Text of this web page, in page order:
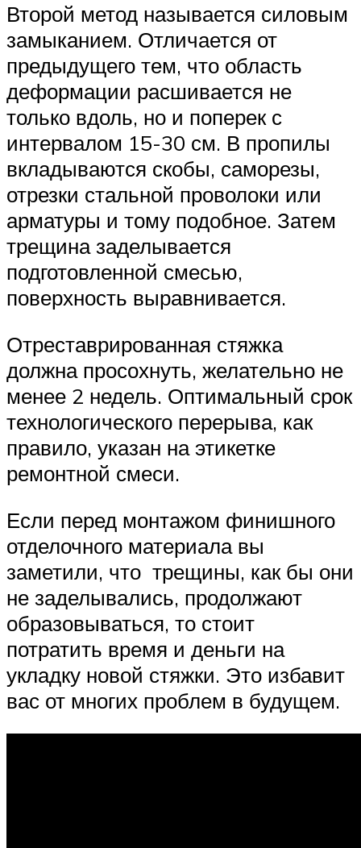
Второй метод называется силовым
замыканием. Отличается от
предыдущего тем, что область
деформации расшивается не
только вдоль, но и поперек с
интервалом 15-30 см. В пропилы
вкладываются скобы, саморезы,
отрезки стальной проволоки или
арматуры и тому подобное. Затем
трещина заделывается
подготовленной смесью,
поверхность выравнивается.
Отреставрированная стяжка
должна просохнуть, желательно не
менее 2 недель. Оптимальный срок
технологического перерыва, как
правило, указан на этикетке
ремонтной смеси.
Если перед монтажом финишного
отделочного материала вы
заметили, что трещины, как бы они
не заделывались, продолжают
образовываться, то стоит
потратить время и деньги на
укладку новой стяжки. Это избавит
вас от многих проблем в будущем.